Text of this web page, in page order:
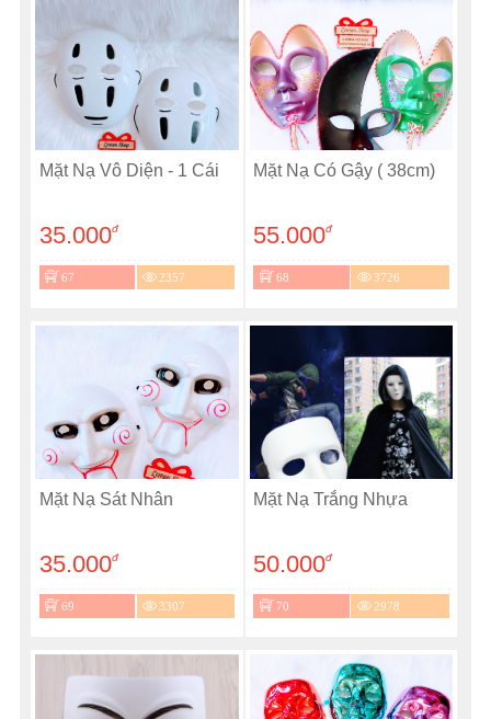
Mặt Nạ Vô Diện - 1 Cái
35.000đ
67 2357
Mặt Nạ Có Gậy ( 38cm)
55.000đ
68 3726
Mặt Nạ Sát Nhân
35.000đ
69 3307
Mặt Nạ Trắng Nhựa
50.000đ
70 2978